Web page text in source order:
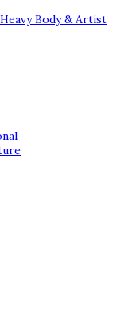
Heavy Body & Artist